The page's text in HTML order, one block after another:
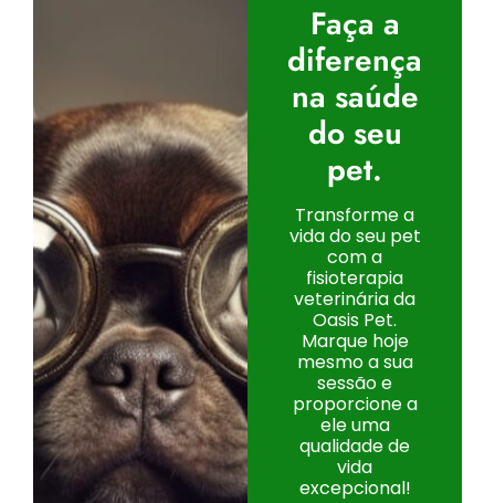
Faça a
diferença
na saúde
do seu
pet.
Transforme a
vida do seu pet
com a
fisioterapia
veterinária da
Oasis Pet.
Marque hoje
mesmo a sua
sessão e
proporcione a
ele uma
qualidade de
vida
excepcional!